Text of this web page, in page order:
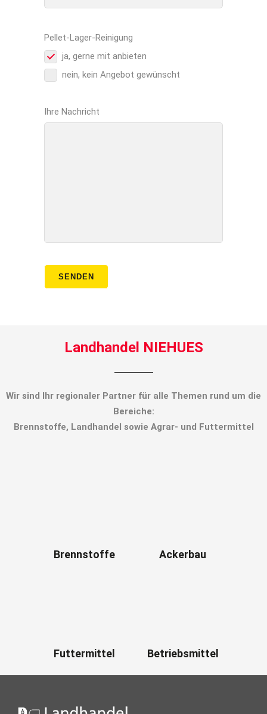
Pellet-Lager-Reinigung
ja, gerne mit anbieten
nein, kein Angebot gewünscht
Ihre Nachricht
Landhandel NIEHUES
Wir sind Ihr regionaler Partner für alle Themen rund um die
Bereiche:
Brennstoffe, Landhandel sowie Agrar- und Futtermittel
Brennstoffe Ackerbau
Futtermittel Betriebsmittel